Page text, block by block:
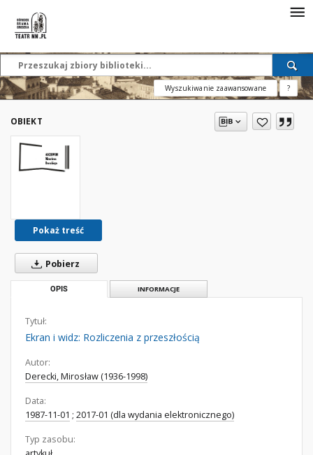
Wyszukiwanie zaawansowane ?
OBIEKT
Pokaż treść
Pobierz
OPIS INFORMACJE
Tytuł:
Ekran i widz: Rozliczenia z przeszłością
Autor:
Derecki, Mirosław (1936-1998)
Data:
1987-11-01 ; 2017-01 (dla wydania elektronicznego)
Typ zasobu: